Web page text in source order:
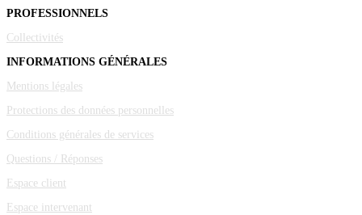
PROFESSIONNELS
Collectivités
INFORMATIONS GÉNÉRALES
Mentions légales
Protections des données personnelles
Conditions générales de services
Questions / Réponses
Espace client
Espace intervenant